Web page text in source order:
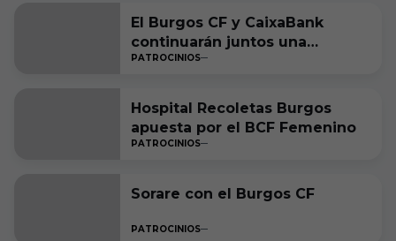
El Burgos CF y CaixaBank
continuarán juntos una
temporada más
PATROCINIOS
Hospital Recoletas Burgos
apuesta por el BCF Femenino
PATROCINIOS
Sorare con el Burgos CF
PATROCINIOS